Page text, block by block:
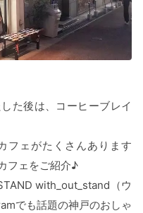
た後は、コーヒーブレイ
フェがたくさんあります
フェをご紹介♪
with_out_stand（ウ
でも話題の神戸のおしゃ